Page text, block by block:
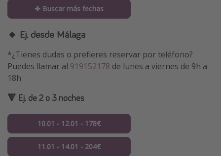
✚ Buscar más fechas
🔸 Ej. desde Málaga
*¿Tienes dudas o prefieres reservar por teléfono?
Puedes llamar al 919152178 de lunes a viernes de 9h a
18h
🔻 Ej. de 2 o 3 noches
10.01 - 12.01 - 178€
11.01 - 14.01 - 204€